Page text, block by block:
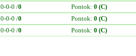
0-0-0 /0 Pontok: 0 (C)
0-0-0 /0 Pontok: 0 (C)
0-0-0 /0 Pontok: 0 (C)